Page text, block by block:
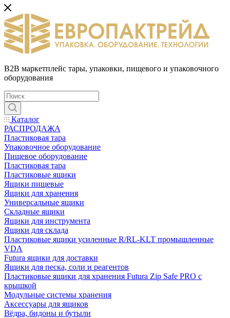
B2B маркетплейс тары, упаковки, пищевого и упаковочного
оборудования
Каталог
РАСПРОДАЖА
Пластиковая тара
Упаковочное оборудование
Пищевое оборудование
Пластиковая тара
Пластиковые ящики
Ящики пищевые
Ящики для хранения
Универсальные ящики
Складные ящики
Ящики для инструмента
Ящики для склада
Пластиковые ящики усиленные R/RL-KLT промышленные
VDA
Futura ящики для доставки
Ящики для песка, соли и реагентов
Пластиковые ящики для хранения Futura Zip Safe PRO с
крышкой
Модульные системы хранения
Аксессуары для ящиков
Вёдра, бидоны и бутыли